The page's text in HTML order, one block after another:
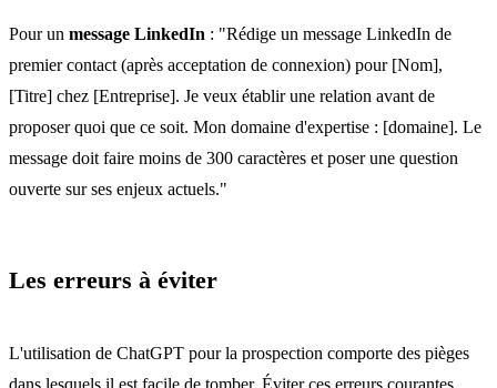
Pour un message LinkedIn : "Rédige un message LinkedIn de
premier contact (après acceptation de connexion) pour [Nom],
[Titre] chez [Entreprise]. Je veux établir une relation avant de
proposer quoi que ce soit. Mon domaine d'expertise : [domaine]. Le
message doit faire moins de 300 caractères et poser une question
ouverte sur ses enjeux actuels."
Les erreurs à éviter
L'utilisation de ChatGPT pour la prospection comporte des pièges
dans lesquels il est facile de tomber. Éviter ces erreurs courantes